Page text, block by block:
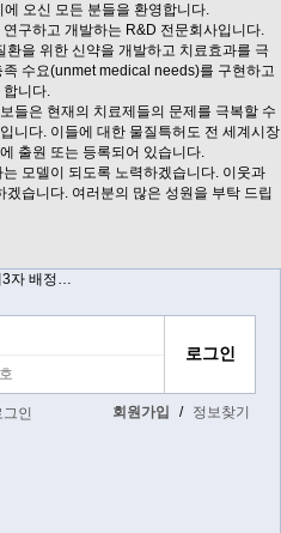
오신 모든 분들을 환영합니다.
구하고 개발하는 R&D 전문회사입니다.
을 위한 신약을 개발하고 치료효과를 극
수요(unmet medical needs)를 구현하고
합니다.
들은 현재의 치료제들의 문제를 극복할 수
니다. 이들에 대한 물질특허도 전 세계시장
출원 또는 등록되어 있습니다.
모델이 되도록 노력하겠습니다. 이웃과
습니다. 여러분의 많은 성원을 부탁 드립
3자 배정…
인 회원가입 / 정보찾기